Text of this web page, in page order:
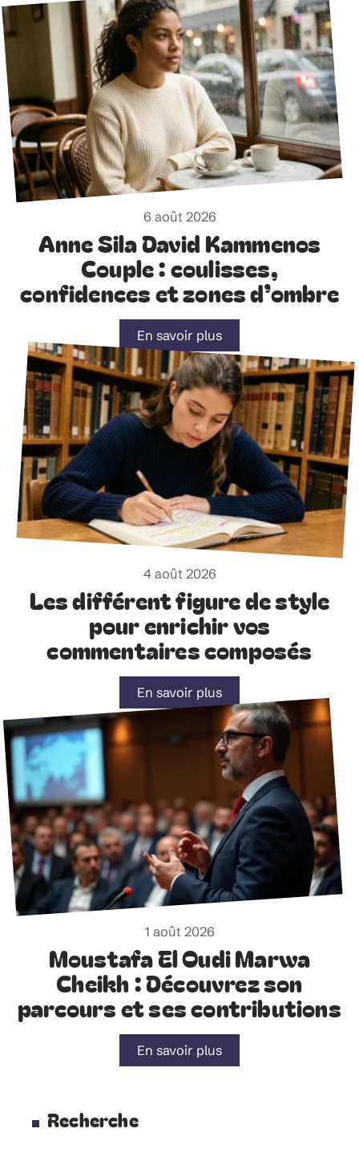
6 août 2026
Anne Sila David Kammenos
Couple : coulisses,
confidences et zones d’ombre
En savoir plus
4 août 2026
Les différent figure de style
pour enrichir vos
commentaires composés
En savoir plus
1 août 2026
Moustafa El Oudi Marwa
Cheikh : Découvrez son
parcours et ses contributions
En savoir plus
Recherche